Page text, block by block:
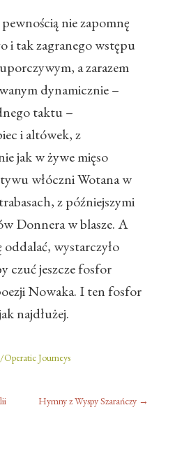
nie zapomnę
i tak zagranego wstępu
a zarazem
dynamicznie –
taktu –
i altówek, z
jak w żywe mięso
włóczni Wotana w
z późniejszymi
Donnera w blasze. A
oddalać, wystarczyło
czuć jeszcze fosfor
Nowaka. I ten fosfor
najdłużej.
Journeys
Hymny z Wyspy Szarańczy →